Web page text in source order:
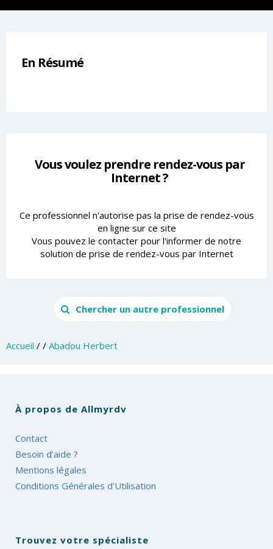
En Résumé
Vous voulez prendre rendez-vous par
Internet ?
Ce professionnel n'autorise pas la prise de rendez-vous
en ligne sur ce site
Vous pouvez le contacter pour l'informer de notre
solution de prise de rendez-vous par Internet
Chercher un autre professionnel
Accueil / / Abadou Herbert
À propos de Allmyrdv
Contact
Besoin d’aide ?
Mentions légales
Conditions Générales d’Utilisation
Trouvez votre spécialiste